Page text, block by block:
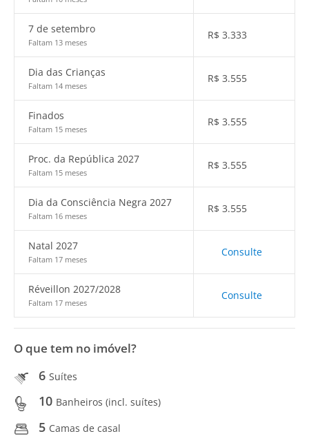
7 de setembro
Faltam 13 meses
R$ 3.333
Dia das Crianças
Faltam 14 meses
R$ 3.555
Finados
Faltam 15 meses
R$ 3.555
Proc. da República 2027
Faltam 15 meses
R$ 3.555
Dia da Consciência Negra 2027
Faltam 16 meses
R$ 3.555
Natal 2027
Faltam 17 meses
Consulte
Réveillon 2027/2028
Faltam 17 meses
Consulte
O que tem no imóvel?
6 Suítes
10 Banheiros (incl. suítes)
5 Camas de casal